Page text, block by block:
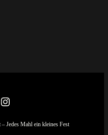
Instagram
Jedes Mahl ein kleines Fest